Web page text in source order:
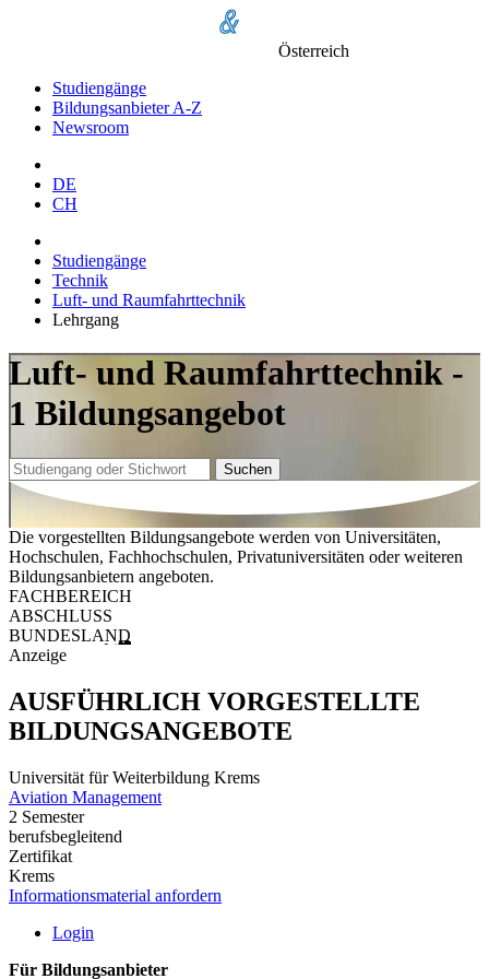
Österreich
Studiengänge
Bildungsanbieter A-Z
Newsroom
DE
CH
Studiengänge
Technik
Luft- und Raumfahrttechnik
Lehrgang
Luft- und Raumfahrttechnik -
1 Bildungsangebot
Suchen
Die vorgestellten Bildungsangebote werden von Universitäten,
Hochschulen, Fachhochschulen, Privatuniversitäten oder weiteren
Bildungsanbietern angeboten.
FACHBEREICH
ABSCHLUSS
BUNDESLAND
Anzeige
AUSFÜHRLICH VORGESTELLTE
BILDUNGSANGEBOTE
Universität für Weiterbildung Krems
Aviation Management
2 Semester
berufsbegleitend
Zertifikat
Krems
Informationsmaterial anfordern
Login
Für Bildungsanbieter